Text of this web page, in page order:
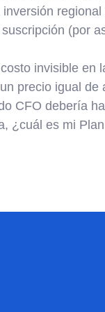
(por
invisible en
precio igual de
CFO debería
¿cuál es mi